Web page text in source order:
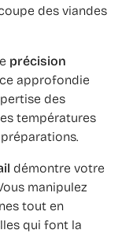
des viandes
précision
approfondie
des
températures
démontre votre
manipulez
tout en
qui font la